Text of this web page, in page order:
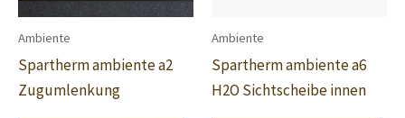
Ambiente
Spartherm ambiente a2
Zugumlenkung
Ambiente
Spartherm ambiente a6
H2O Sichtscheibe innen